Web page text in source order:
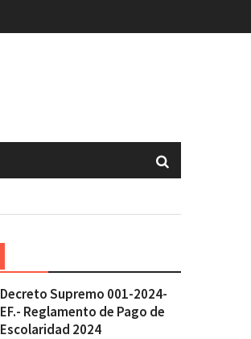
Decreto Supremo 001-2024-
EF.- Reglamento de Pago de
Escolaridad 2024